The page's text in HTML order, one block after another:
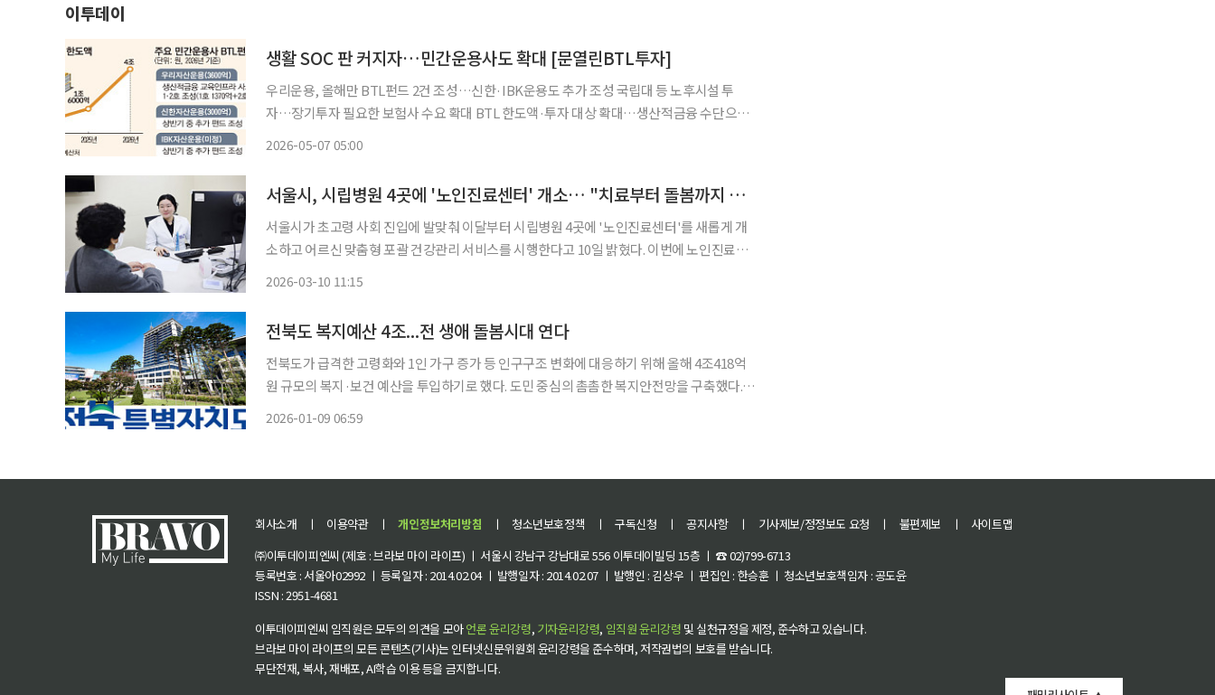
이투데이
생활 SOC 판 커지자…민간운용사도 확대 [문열린BTL투자]
우리운용, 올해만 BTL펀드 2건 조성…신한·IBK운용도 추가 조성 국립대 등 노후시설 투
자…장기투자 필요한 보험사 수요 확대 BTL 한도액·투자 대상 확대…생산적금융 수단으로
2026-05-07 05:00
서울시, 시립병원 4곳에 '노인진료센터' 개소… "치료부터 돌봄까지 원스톱"
서울시가 초고령 사회 진입에 발맞춰 이달부터 시립병원 4곳에 '노인진료센터'를 새롭게 개
소하고 어르신 맞춤형 포괄 건강관리 서비스를 시행한다고 10일 밝혔다. 이번에 노인진료센
2026-03-10 11:15
전북도 복지예산 4조...전 생애 돌봄시대 연다
전북도가 급격한 고령화와 1인 가구 증가 등 인구구조 변화에 대응하기 위해 올해 4조418억
원 규모의 복지·보건 예산을 투입하기로 했다. 도민 중심의 촘촘한 복지안전망을 구축했다. 9
2026-01-09 06:59
회사소개 ㅣ 이용약관 ㅣ 개인정보처리방침 ㅣ 청소년보호정책 ㅣ 구독신청 ㅣ 공지사항 ㅣ 기사제보/정정보도 요청 ㅣ 불편제보 ㅣ
사이트맵
㈜이투데이피엔씨 (제호 : 브라보 마이 라이프) ㅣ 서울시 강남구 강남대로 556 이투데이빌딩 15층 ㅣ ☎ 02)799-6713
등록번호 : 서울아02992 ㅣ 등록일자 : 2014.02.04 ㅣ 발행일자 : 2014.02.07 ㅣ 발행인 : 김상우 ㅣ 편집인 : 한승훈 ㅣ 청소년보호책임자 : 공도윤
ISSN : 2951-4681
이투데이피엔씨 임직원은 모두의 의견을 모아언론 윤리강령, 기자윤리강령, 임직원 윤리강령 및 실천규정을 제정, 준수하고 있습니다.
브라보 마이 라이프의 모든 콘텐츠(기사)는 인터넷신문위원회 윤리강령을 준수하며, 저작권법의 보호를 받습니다.
무단전재, 복사, 재배포, AI학습 이용 등을 금지합니다.